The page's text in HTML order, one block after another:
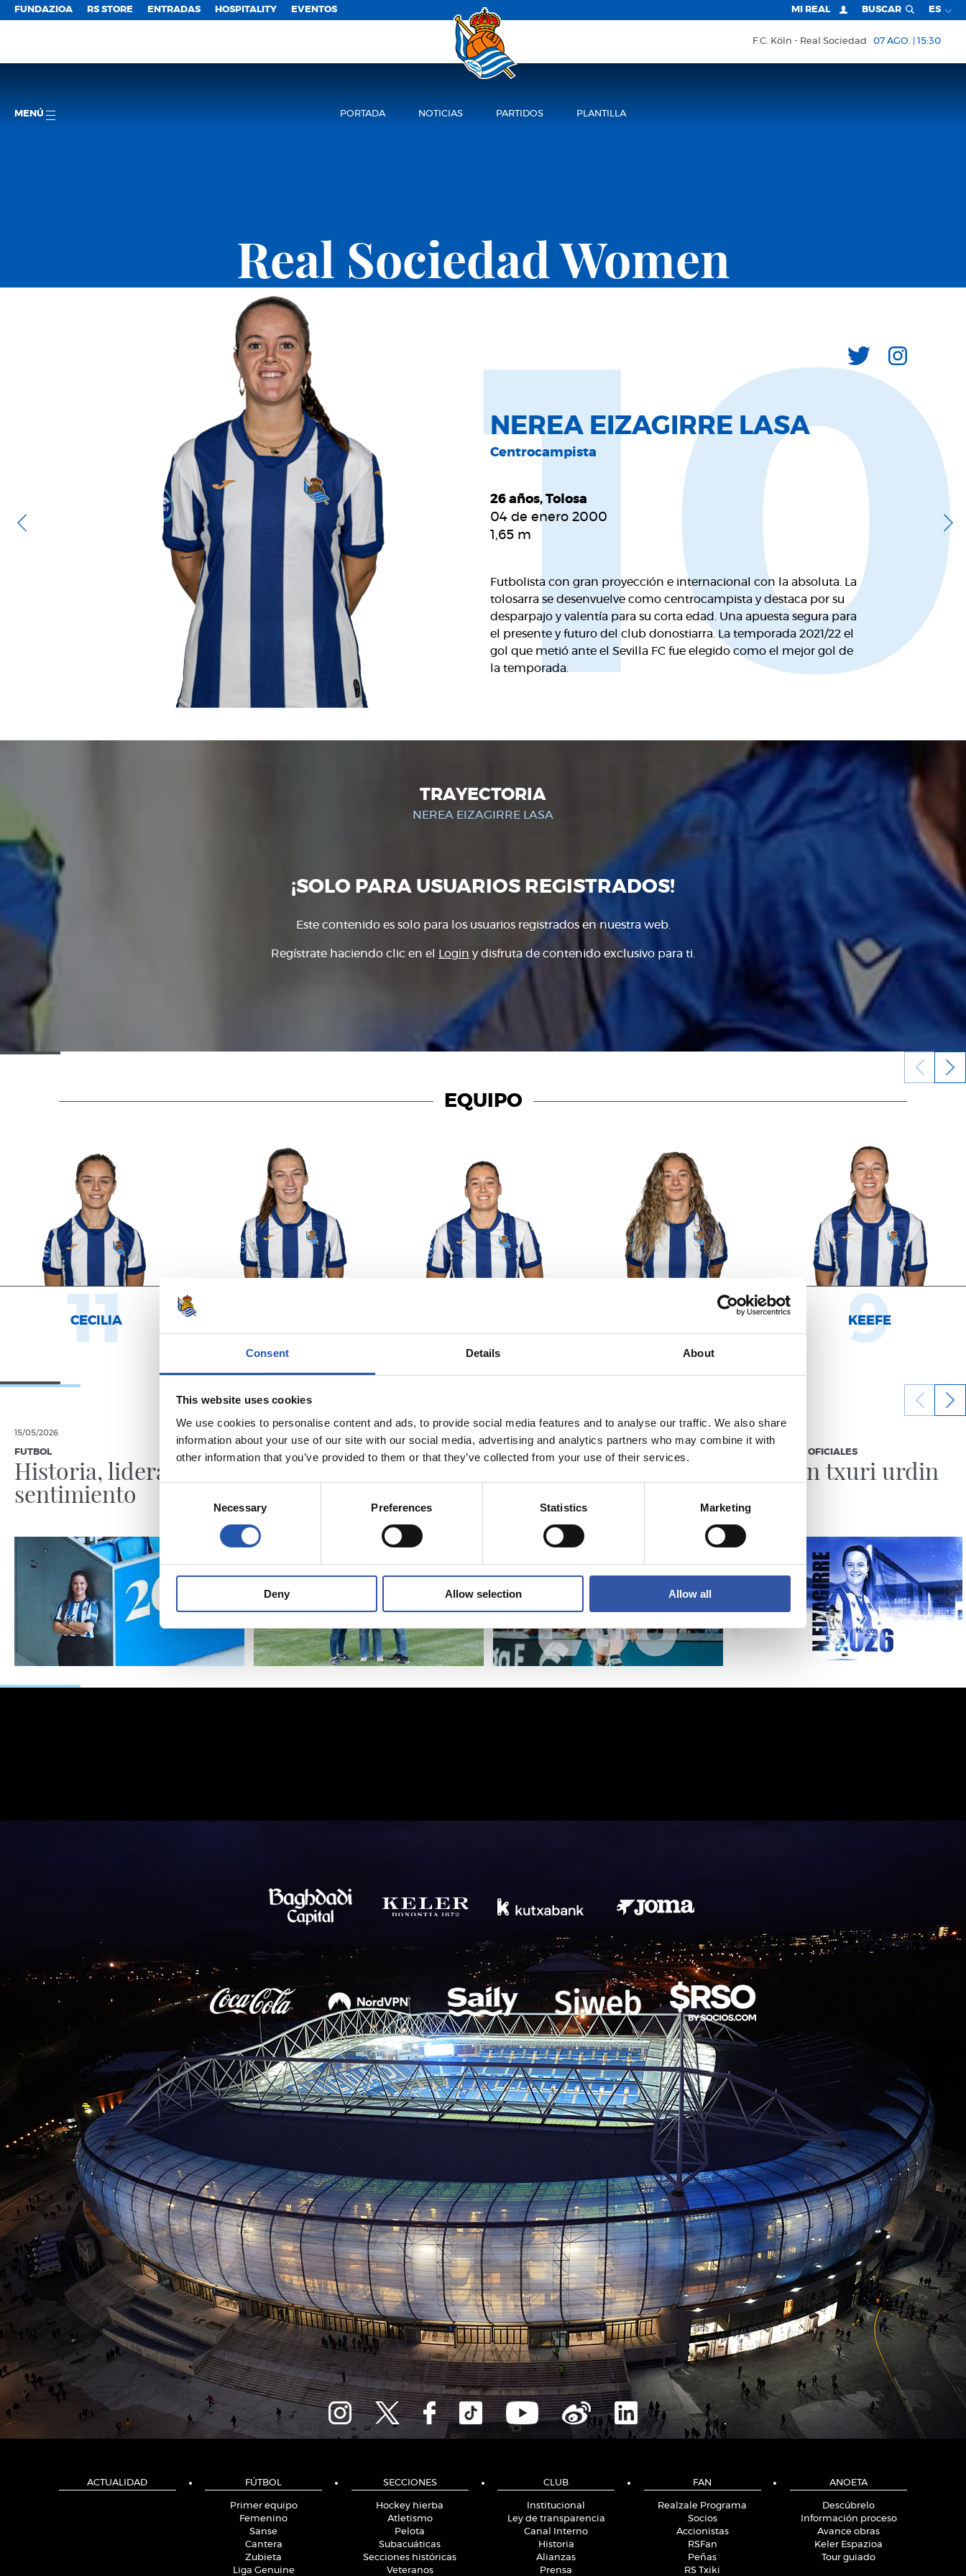
Consent Details About
This website uses cookies
We use cookies to personalise content and ads, to provide social media features and to analyse our traffic. We also share
information about your use of our site with our social media, advertising and analytics partners who may combine it with
other information that you’ve provided to them or that they’ve collected from your use of their services.
Necessary Preferences Statistics Marketing
Deny Allow selection Allow all
FUNDAZIOA RS STORE ENTRADAS HOSPITALITY EVENTOS MI REAL BUSCAR ES
F.C. Köln Real Sociedad 07 AGO. | 15:30
MENÚ PORTADA NOTICIAS PARTIDOS PLANTILLA
Real Sociedad Women
NEREA EIZAGIRRE LASA
Centrocampista
26 años, Tolosa
04 de enero 2000
1,65 m
Futbolista con gran proyección e internacional con la absoluta. La
tolosarra se desenvuelve como centrocampista y destaca por su
desparpajo y valentía para su corta edad. Una apuesta segura para
el presente y futuro del club donostiarra. La temporada 2021/22 el
gol que metió ante el Sevilla FC fue elegido como el mejor gol de
la temporada.
TRAYECTORIA
NEREA EIZAGIRRE LASA
¡SOLO PARA USUARIOS REGISTRADOS!
Este contenido es solo para los usuarios registrados en nuestra web.
Regístrate haciendo clic en el Login y disfruta de contenido exclusivo para ti.
EQUIPO
CECILIA
11 19 7 8 KEEFE
9
15/05/2026
FUTBOL
Historia, liderazgo y
sentimiento
VÍDEOS
Referentes
FEMENINO
Cerca del podio
COMUNICADOS OFICIALES
Corazón txuri urdin
ACTUALIDAD FÚTBOL
Primer equipo
Femenino
Sanse
Cantera
Zubieta
Liga Genuine
SECCIONES
Hockey hierba
Atletismo
Pelota
Subacuáticas
Secciones históricas
Veteranos
CLUB
Institucional
Ley de transparencia
Canal Interno
Historia
Alianzas
Prensa
FAN
Realzale Programa
Socios
Accionistas
RSFan
Peñas
RS Txiki
ANOETA
Descúbrelo
Información proceso
Avance obras
Keler Espazioa
Tour guiado